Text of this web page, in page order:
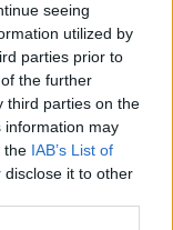
seeing
utilized by
parties prior to
the further
third parties on the
information may
the IAB’s List of
it to other
αργότερα
με διαβήτη